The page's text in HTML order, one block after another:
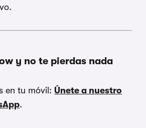
y no te pierdas nada
en tu móvil: Únete a nuestro
.